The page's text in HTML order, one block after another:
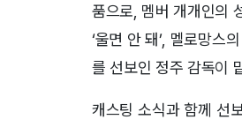
품으로, 멤버 개개인의
‘울면 안 돼’, 멜로망스
를 선보인 정주 감독이
캐스팅 소식과 함께 선